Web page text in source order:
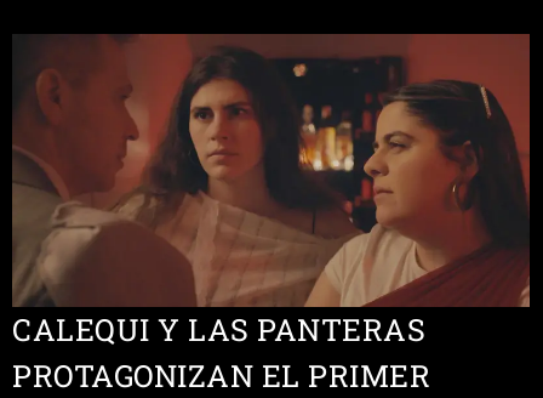
CALEQUI Y LAS PANTERAS
PROTAGONIZAN EL PRIMER